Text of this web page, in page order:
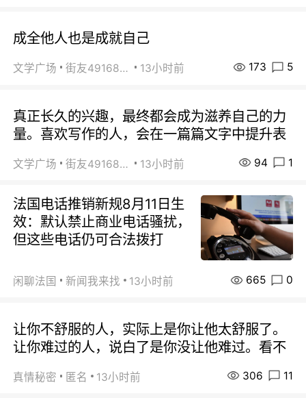
成全他人也是成就自己
文学广场 街友49168527 13小时前 173 5
真正长久的兴趣，最终都会成为滋养自己的力
量。喜欢写作的人，会在一篇篇文字中提升表
文学广场 街友49168527 13小时前 94 1
法国电话推销新规8月11日生
效：默认禁止商业电话骚扰，
但这些电话仍可合法拨打
闲聊法国 新闻我来找 13小时前 665 0
让你不舒服的人，实际上是你让他太舒服了。
让你难过的人，说白了是你没让他难过。看不
真情秘密 匿名 13小时前 306 11